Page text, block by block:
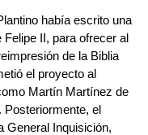
había escrito una
II, para ofrecer al
de la Biblia
el proyecto al
Martín Martínez de
el
General Inquisición,